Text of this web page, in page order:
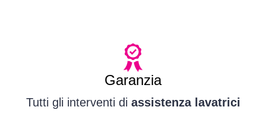
Garanzia
Tutti gli interventi di assistenza lavatrici